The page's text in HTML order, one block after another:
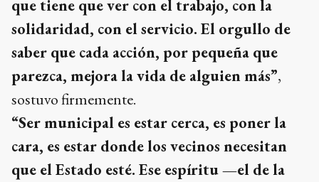
que tiene que ver con el trabajo, con la
solidaridad, con el servicio. El orgullo de
saber que cada acción, por pequeña que
parezca, mejora la vida de alguien más”,
sostuvo firmemente.
“Ser municipal es estar cerca, es poner la
cara, es estar donde los vecinos necesitan
que el Estado esté. Ese espíritu —el de la